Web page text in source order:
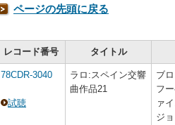
ページの先頭に戻る
レコード番号 タイトル
78CDR-3040
試聴
ラロ:スペイン交響
曲作品21
ブ
フ
ァ
ジ